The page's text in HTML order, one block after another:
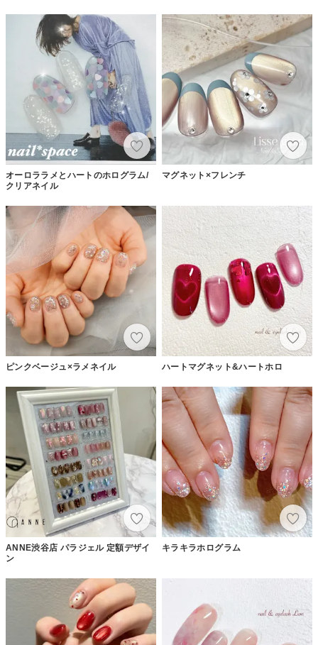
オーロララメとハートのホログラム/
クリアネイル
マグネット×フレンチ
ピンクベージュ×ラメネイル ハートマグネット&ハートホロ
ANNE渋谷店 パラジェル 定額デザイ
ン
キラキラホログラム